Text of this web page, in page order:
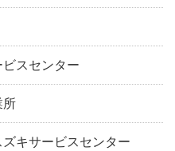
スセンター
所
ズキサービスセンター